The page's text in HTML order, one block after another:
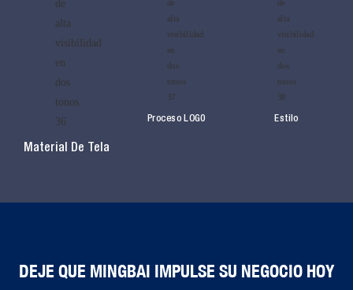
Material De Tela
Proceso LOG0 Estilo
DEJE QUE MINGBAI IMPULSE SU NEGOCIO HOY